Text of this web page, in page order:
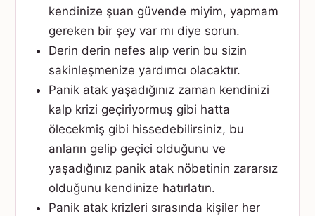
kendinize şuan güvende miyim, yapmam
gereken bir şey var mı diye sorun.
Derin derin nefes alıp verin bu sizin
sakinleşmenize yardımcı olacaktır.
Panik atak yaşadığınız zaman kendinizi
kalp krizi geçiriyormuş gibi hatta
ölecekmiş gibi hissedebilirsiniz, bu
anların gelip geçici olduğunu ve
yaşadığınız panik atak nöbetinin zararsız
olduğunu kendinize hatırlatın.
Panik atak krizleri sırasında kişiler her